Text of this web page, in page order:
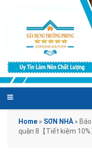
Home » SƠN NHÀ »
quận 8【Tiết kiệm 10%